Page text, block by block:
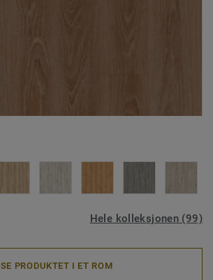
Hele kolleksjonen (99)
SE PRODUKTET I ET ROM